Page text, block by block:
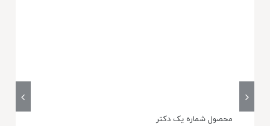
محصول شماره یک دکتر